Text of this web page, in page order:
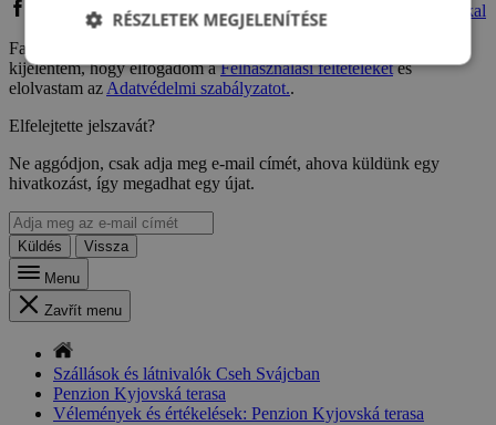
Bejelentkezés Facebook fiókkal
Bejelentkezés Google fiókkal
Facebook vagy Google fiókkal való regisztrációm kapcsán
kijelentem, hogy elfogadom aFelhasználási feltételeketés
elolvastam azAdatvédelmi szabályzatot..
Elfelejtette jelszavát?
Ne aggódjon, csak adja meg e-mail címét, ahova küldünk egy
hivatkozást, így megadhat egy újat.
Küldés
Vissza
Menu
Zavřít menu
Szállások és látnivalók Cseh Svájcban
Penzion Kyjovská terasa
Vélemények és értékelések: Penzion Kyjovská terasa
RÉSZLETEK MEGJELENÍTÉSE